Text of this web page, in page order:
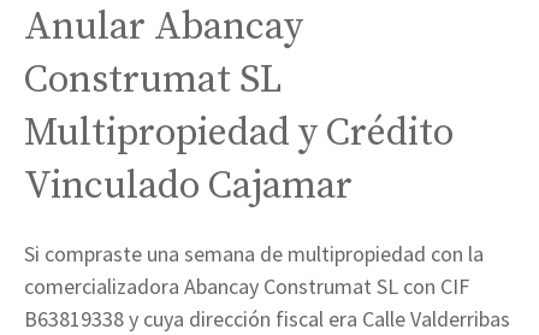
Anular Abancay
Construmat SL
Multipropiedad y Crédito
Vinculado Cajamar
Si compraste una semana de multipropiedad con la
comercializadora Abancay Construmat SL con CIF
B63819338 y cuya dirección fiscal era Calle Valderribas